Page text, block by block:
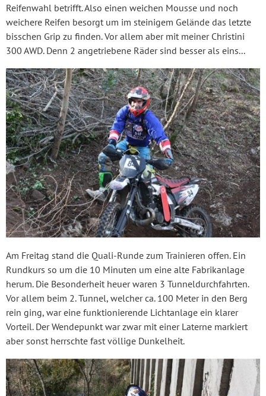
Reifenwahl betrifft. Also einen weichen Mousse und noch
weichere Reifen besorgt um im steinigem Gelände das letzte
bisschen Grip zu finden. Vor allem aber mit meiner Christini
300 AWD. Denn 2 angetriebene Räder sind besser als eins...
Am Freitag stand die Quali-Runde zum Trainieren offen. Ein
Rundkurs so um die 10 Minuten um eine alte Fabrikanlage
herum. Die Besonderheit heuer waren 3 Tunneldurchfahrten.
Vor allem beim 2. Tunnel, welcher ca. 100 Meter in den Berg
rein ging, war eine funktionierende Lichtanlage ein klarer
Vorteil. Der Wendepunkt war zwar mit einer Laterne markiert
aber sonst herrschte fast völlige Dunkelheit.